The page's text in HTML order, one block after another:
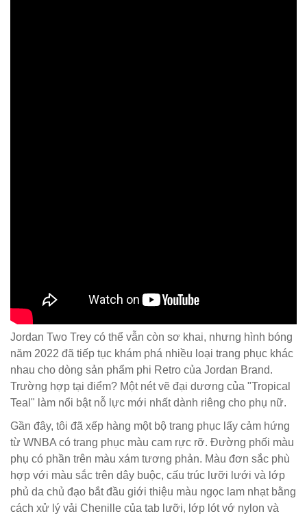
Jordan Two Trey có thể vẫn còn sơ khai, nhưng hình bóng
năm 2022 đã tiếp tục khám phá nhiều loại trang phục khác
nhau cho dòng sản phẩm phi Retro của Jordan Brand.
Trường hợp tại điểm? Một nét vẽ đại dương của "Tropical
Teal" làm nổi bật nỗ lực mới nhất dành riêng cho phụ nữ.
Gần đây, tôi đã xếp hàng một bộ trang phục lấy cảm hứng
từ WNBA có trang phục màu cam rực rỡ. Đường phối màu
phụ có phần trên màu xám tương phản. Màu đơn sắc phù
hợp với màu sắc trên dây buộc, cấu trúc lưỡi lưới và lớp
phủ da chủ đạo bắt đầu giới thiệu màu ngọc lam nhạt bằng
cách xử lý vải Chenille của tab lưỡi, lớp lót vớ nylon và